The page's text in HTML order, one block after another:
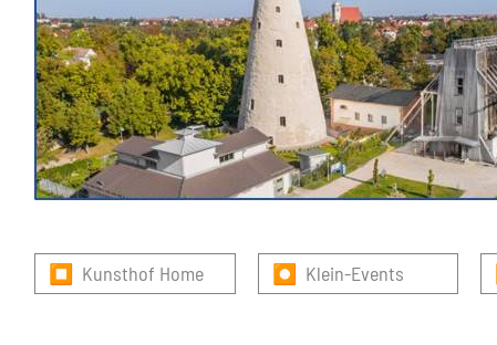
⏹ Kunsthof Home ⏺ Klein-Events